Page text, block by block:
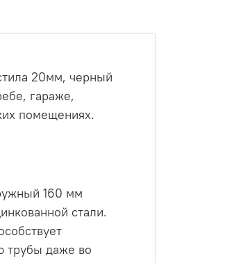
20мм, черный
гараже,
помещениях.
160 мм
стали.
трубы даже во